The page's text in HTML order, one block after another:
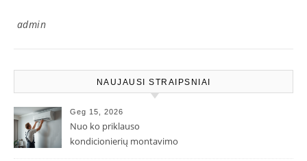
admin
NAUJAUSI STRAIPSNIAI
Geg 15, 2026
Nuo ko priklauso
kondicionierių montavimo